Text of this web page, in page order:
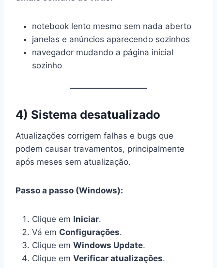
notebook lento mesmo sem nada aberto
janelas e anúncios aparecendo sozinhos
navegador mudando a página inicial
sozinho
4) Sistema desatualizado
Atualizações corrigem falhas e bugs que
podem causar travamentos, principalmente
após meses sem atualização.
Passo a passo (Windows):
Clique em Iniciar.
Vá em Configurações.
Clique em Windows Update.
Clique em Verificar atualizações.